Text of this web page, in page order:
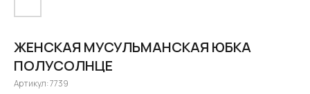
ЖЕНСКАЯ МУСУЛЬМАНСКАЯ ЮБКА
ПОЛУСОЛНЦЕ
Артикул:7739